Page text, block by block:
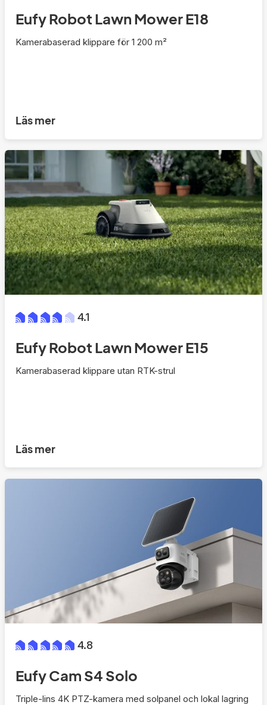
Eufy Robot Lawn Mower E18
Kamerabaserad klippare för 1 200 m²
Läs mer
4.1
Eufy Robot Lawn Mower E15
Kamerabaserad klippare utan RTK-strul
Läs mer
4.8
Eufy Cam S4 Solo
Triple-lins 4K PTZ-kamera med solpanel och lokal lagring